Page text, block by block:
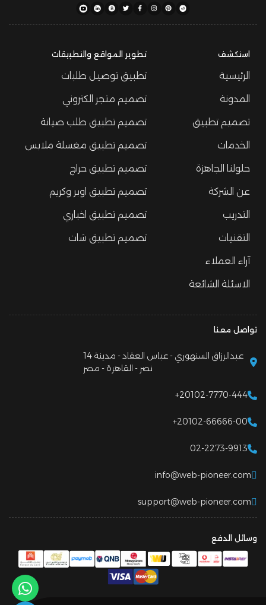
استكشف
الرئيسية
المدونة
تصميم تطبيق
الخدمات
حلولنا الجاهزة
عن الشركة
التدريب
التقنيات
آراء العملاء
الاسئلة الشائعة
تطوير المواقع والتطبيقات
تطبيق توصيل طلبات
تصميم متجر الكتروني
تصميم تطبيق طلب صيانة
تصميم تطبيق مغسلة ملابس
تصميم تطبيق حراج
تصميم تطبيق اوبر وكريم
تصميم تطبيق اخباري
تصميم تطبيق شات
تواصل معنا
14 عبدالرزاق السنهوري - عباس العقاد - مدينة
نصر - القاهرة - مصر
+20102-7770-444
+20102-66666-00
02-2273-9913
info@web-pioneer.com
support@web-pioneer.com
وسائل الدفع